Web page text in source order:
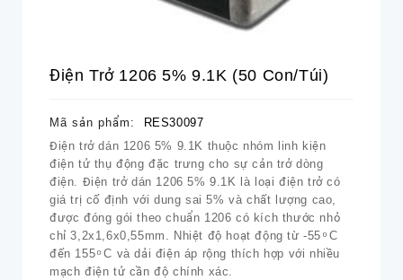
Điện Trở 1206 5% 9.1K (50 Con/túi)
Mã sản phẩm:
RES30097
Điện trở dán 1206 5% 9.1K thuộc nhóm linh kiện
điện tử thụ động đặc trưng cho sự cản trở dòng
điện. Điện trở dán 1206 5% 9.1K là loại điện trở có
giá trị cố định với dung sai 5% và chất lượng cao,
được đóng gói theo chuẩn 1206 có kích thước nhỏ
chỉ 3,2x1,6x0,55mm. Nhiệt độ hoạt động từ -55 ͦ C
đến 155 ͦ C và dải điện áp rộng thích hợp với nhiều
mạch điện tử cần độ chính xác.